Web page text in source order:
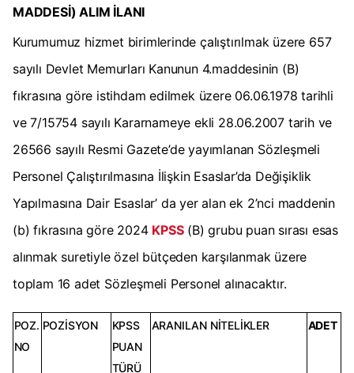
MADDESİ) ALIM İLANI
Kurumumuz hizmet birimlerinde çalıştırılmak üzere 657
sayılı Devlet Memurları Kanunun 4.maddesinin (B)
fıkrasına göre istihdam edilmek üzere 06.06.1978 tarihli
ve 7/15754 sayılı Kararnameye ekli 28.06.2007 tarih ve
26566 sayılı Resmi Gazete’de yayımlanan Sözleşmeli
Personel Çalıştırılmasına İlişkin Esaslar’da Değişiklik
Yapılmasına Dair Esaslar’ da yer alan ek 2’nci maddenin
(b) fıkrasına göre 2024 KPSS(B) grubu puan sırası esas
alınmak suretiyle özel bütçeden karşılanmak üzere
toplam 16 adet Sözleşmeli Personel alınacaktır.
POZ.
NO
POZİSYON
KPSS
PUAN
TÜRÜ
ARANILAN NİTELİKLER ADET